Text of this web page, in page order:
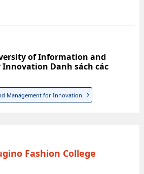
of Information and
Danh sách các
Management for Innovation
Fashion College